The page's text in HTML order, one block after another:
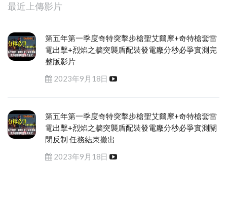
最近上傳影片
第五年第一季度奇特突擊步槍聖艾爾摩+奇特槍套雷
電出擊+烈焰之牆突襲盾配裝發電廠分秒必爭實測完
整版影片
2023年9月18日
第五年第一季度奇特突擊步槍聖艾爾摩+奇特槍套雷
電出擊+烈焰之牆突襲盾配裝發電廠分秒必爭實測關
閉反制 任務結束撤出
2023年9月18日